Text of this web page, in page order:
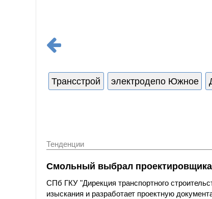
Трансстрой электродепо Южное
Тенденции
Смольный выбрал
СПб ГКУ "Дирекция транспортного
изыскания и разработает проектную